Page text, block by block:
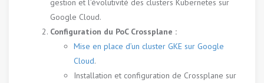
gestion et l’évolutivité des clusters Kubernetes sur
Google Cloud.
Configuration du PoC Crossplane :
Mise en place d’un cluster GKE sur Google
Cloud.
Installation et configuration de Crossplane sur